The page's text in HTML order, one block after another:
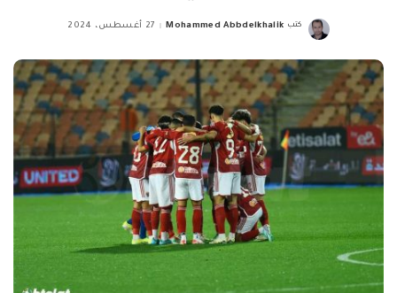
Posted
كتب Mohammed Abbdelkhalik 27 أغسطس، 2024